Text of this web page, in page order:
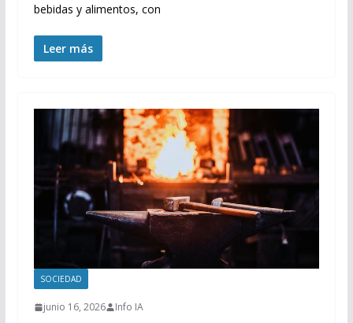
bebidas y alimentos, con
Leer más
SOCIEDAD
junio 16, 2026 Info IA